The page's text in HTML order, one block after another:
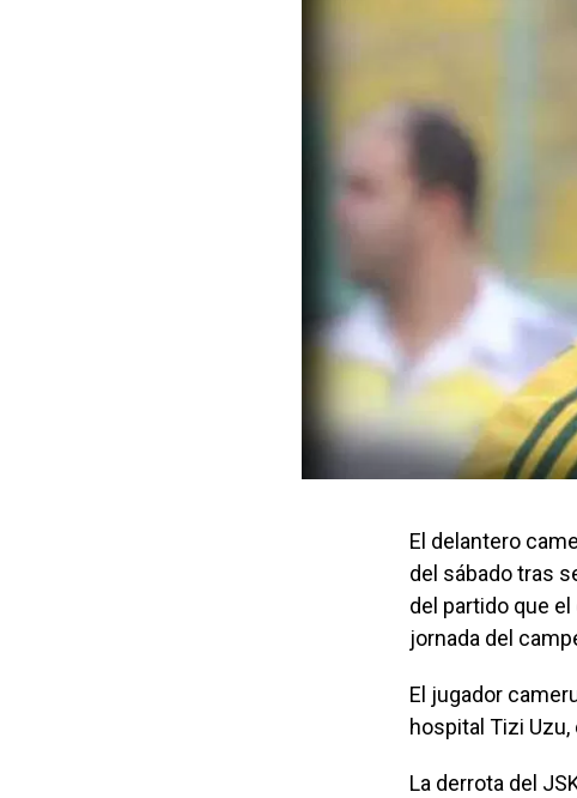
El delantero
del sábado tras
del partido que
jornada del
El jugador
hospital Tizi Uzu,
La derrota del